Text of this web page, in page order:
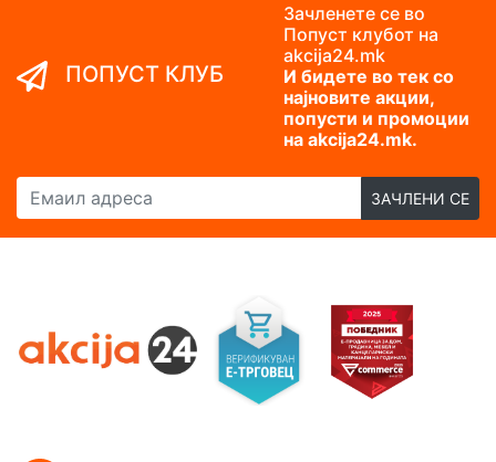
ПОПУСТ КЛУБ
Зачленете се во
Попуст клубот на
akcija24.mk
И бидете во тек со
најновите акции,
попусти и промоции
на akcija24.mk.
Емаил адреса
ЗАЧЛЕНИ СЕ